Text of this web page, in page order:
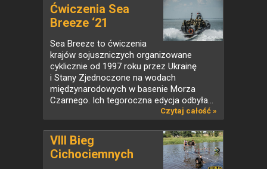
Ćwiczenia Sea
Breeze ‘21
Sea Breeze to ćwiczenia
krajów sojuszniczych organizowane
cyklicznie od 1997 roku przez Ukrainę
i Stany Zjednoczone na wodach
międzynarodowych w basenie Morza
Czarnego. Ich tegoroczna edycja odbyła...
Czytaj całość »
VIII Bieg
Cichociemnych